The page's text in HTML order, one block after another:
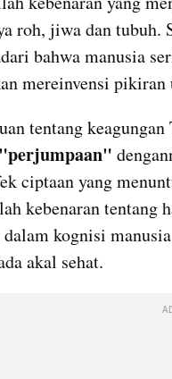
roh, jiwa dan tubuh.
bahwa manusia
mereinvensi
"perjumpaan"
ciptaan yang
kebenaran tentang
dalam kognisi
akal sehat.